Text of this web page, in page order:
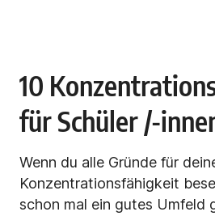
10
für Schüler /-
Wenn du alle Gründe für
Konzentrationsfähigkeit
schon mal ein gutes Umfeld